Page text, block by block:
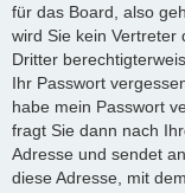
für das Board, also
wird Sie kein Vertreter
Dritter
Ihr Passwort
habe mein Passwort
fragt Sie dann nach
Adresse und sendet
diese Adresse, mit